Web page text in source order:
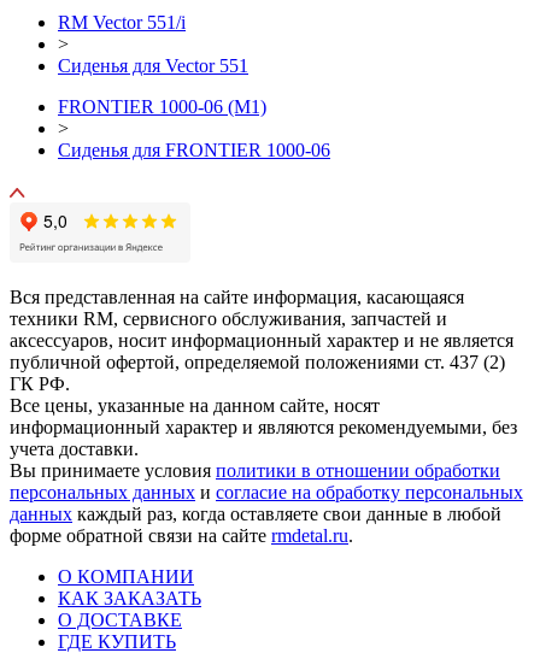
RM Vector 551/i
>
Сиденья для Vector 551
FRONTIER 1000-06 (М1)
>
Сиденья для FRONTIER 1000-06
Вся представленная на сайте информация, касающаяся
техники RM, сервисного обслуживания, запчастей и
аксессуаров, носит информационный характер и не является
публичной офертой, определяемой положениями ст. 437 (2)
ГК РФ.
Все цены, указанные на данном сайте, носят
информационный характер и являются рекомендуемыми, без
учета доставки.
Вы принимаете условия политики в отношении обработки
персональных данных и согласие на обработку персональных
данных каждый раз, когда оставляете свои данные в любой
форме обратной связи на сайте rmdetal.ru.
О КОМПАНИИ
КАК ЗАКАЗАТЬ
О ДОСТАВКЕ
ГДЕ КУПИТЬ